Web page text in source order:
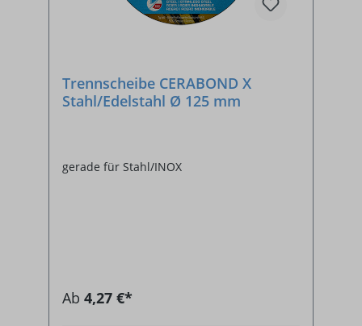
Trennscheibe CERABOND X
Stahl/Edelstahl Ø 125 mm
gerade für Stahl/INOX
Ab 4,27 €*